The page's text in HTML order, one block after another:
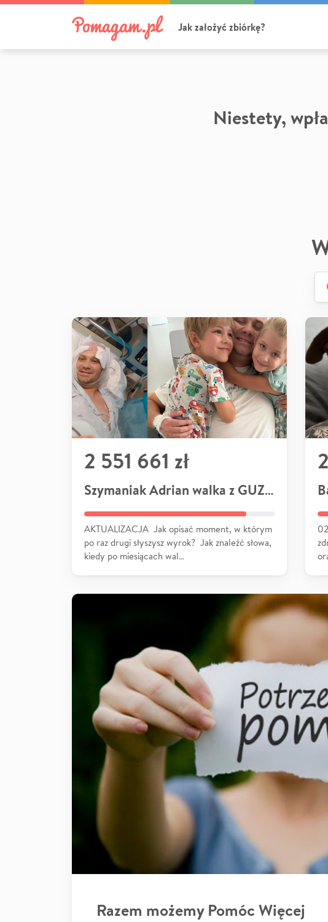
Jak założyć zbiórkę?
Niestety,
2 551 661 zł
Szymaniak Adrian walka z GUZEM
AKTUALIZACJA Jak opisać moment, w którym
po raz drugi słyszysz wyrok? Jak znaleźć słowa,
kiedy po miesiącach wal…
Razem możemy Pomóc Więcej